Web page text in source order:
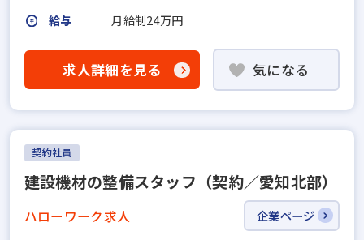
給与
月給制24万円
求人詳細を見る 気になる
契約社員
建設機材の整備スタッフ（契約／愛知北部）
ハローワーク求人 企業ページ